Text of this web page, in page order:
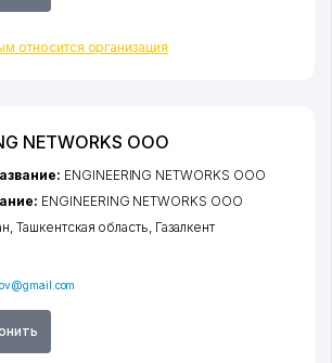
относится организация
NETWORKS ООО
ENGINEERING NETWORKS ООО
ENGINEERING NETWORKS ООО
Ташкентская область Газалкент